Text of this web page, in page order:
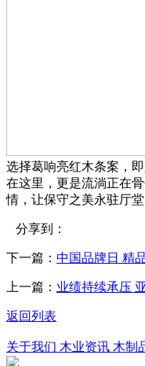
选择葛响亮红木条案，
在这里，更是流淌正在
情，让保守之美永驻厅堂
分享到：
下一篇： 中国品牌日 精
上一篇： 业绩持续承压
返回列表
关于我们 木业资讯 木制